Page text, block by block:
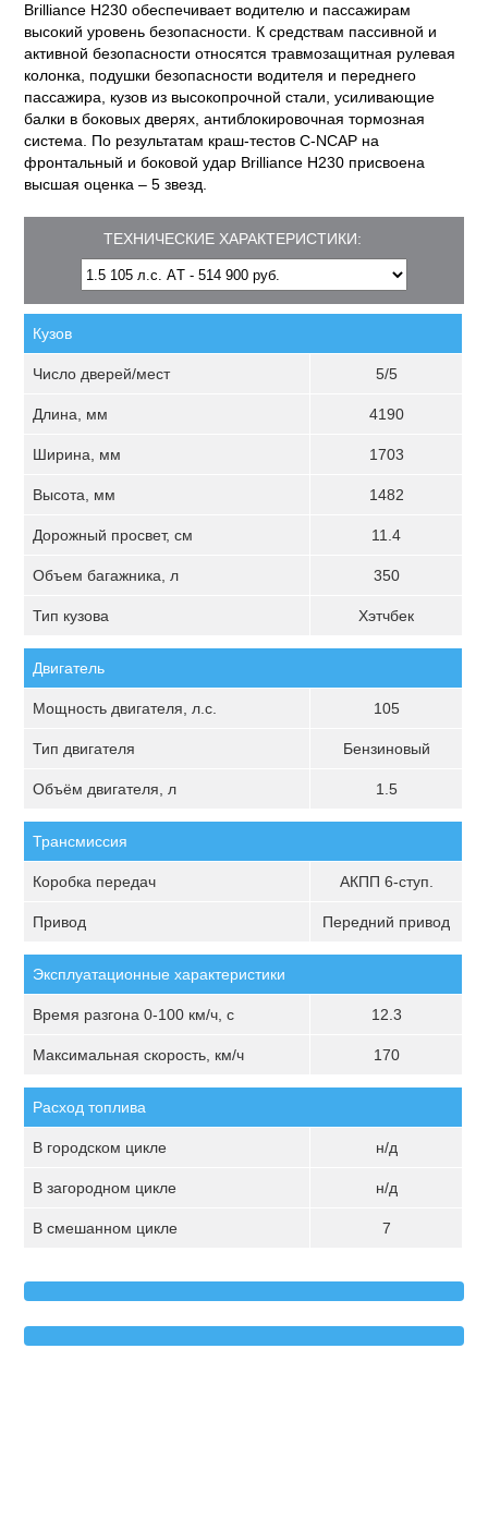
Brilliance H230 обеспечивает водителю и пассажирам
высокий уровень безопасности. К средствам пассивной и
активной безопасности относятся травмозащитная рулевая
колонка, подушки безопасности водителя и переднего
пассажира, кузов из высокопрочной стали, усиливающие
балки в боковых дверях, антиблокировочная тормозная
система. По результатам краш-тестов C-NCAP на
фронтальный и боковой удар Brilliance H230 присвоена
высшая оценка – 5 звезд.
ТЕХНИЧЕСКИЕ ХАРАКТЕРИСТИКИ:
Кузов
Число дверей/мест 5/5
Длина, мм 4190
Ширина, мм 1703
Высота, мм 1482
Дорожный просвет, см 11.4
Объем багажника, л 350
Тип кузова Хэтчбек
Двигатель
Мощность двигателя, л.с. 105
Тип двигателя Бензиновый
Объём двигателя, л 1.5
Трансмиссия
Коробка передач АКПП 6-ступ.
Привод Передний привод
Эксплуатационные характеристики
Время разгона 0-100 км/ч, с 12.3
Максимальная скорость, км/ч 170
Расход топлива
В городском цикле н/д
В загородном цикле н/д
В смешанном цикле 7